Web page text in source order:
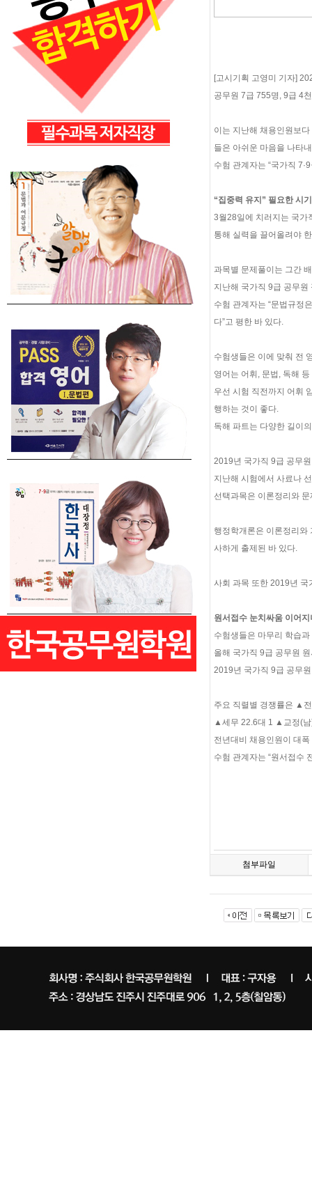
[고시기획 고영미 기자]
공무원 7급 755명, 9급 4
이는 지난해 채용인원보
들은 아쉬운 마음을 나타
수험 관계자는 “국가직
“집중력 유지” 필요한 시기
3월28일에 치러지는 국가
통해 실력을 끌어올려야
과목별 문제풀이는 그간
지난해 국가직 9급 공무
수험 관계자는 “문법규정
다”고 평한 바 있다.
수험생들은 이에 맞춰 전
영어는 어휘, 문법, 독해
우선 시험 직전까지 어휘
행하는 것이 좋다.
독해 파트는 다양한 길이
2019년 국가직 9급 공무
지난해 시험에서 사료나
선택과목은 이론정리와
행정학개론은 이론정리와
사하게 출제된 바 있다.
사회 과목 또한 2019년
원서접수 눈치싸움 이어지
수험생들은 마무리 학습
올해 국가직 9급 공무원
2019년 국가직 9급 공무
주요 직렬별 경쟁률은 ▲
▲세무 22.6대 1 ▲교정(남
전년대비 채용인원이 대
수험 관계자는 “원서접수
첨부파일